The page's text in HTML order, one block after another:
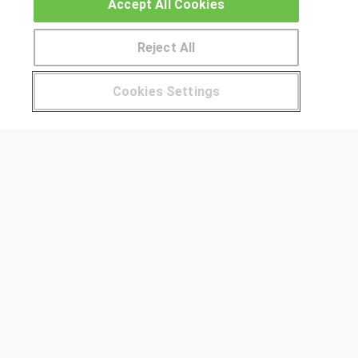
Sobre este curso
Pide más información al centro
¿Tienes alguna duda? 900 264 357
Cookies Settings
Reject All
Accept All Cookies